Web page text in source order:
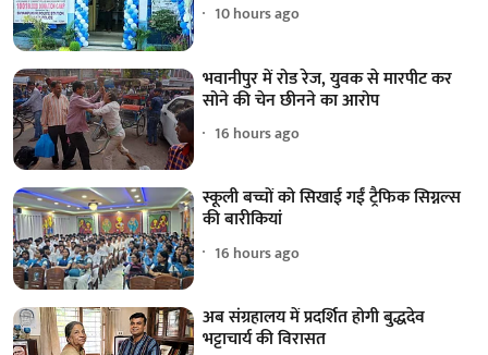
10 hours ago
भवानीपुर में रोड रेज, युवक से मारपीट कर
सोने की चेन छीनने का आरोप
16 hours ago
स्कूली बच्चों को सिखाई गईं ट्रैफिक सिग्नल्स
की बारीकियां
16 hours ago
अब संग्रहालय में प्रदर्शित होगी बुद्धदेव
भट्टाचार्य की विरासत